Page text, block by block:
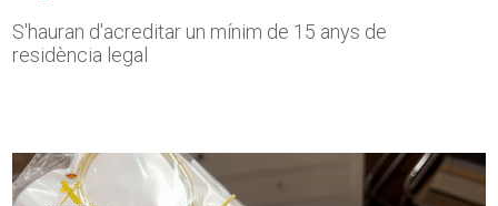
S'hauran d'acreditar un mínim de 15 anys de
residència legal